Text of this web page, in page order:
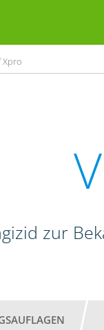
Xpro
zur